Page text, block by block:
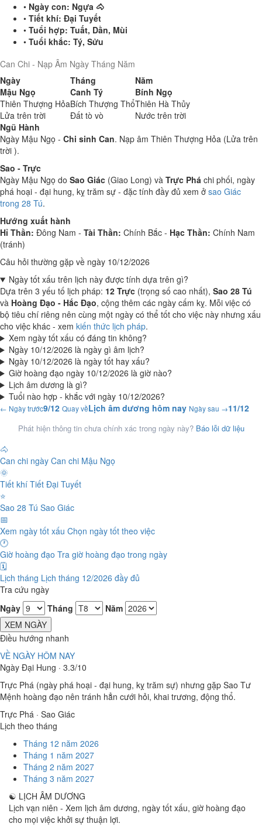
• Ngày con: Ngựa 🐴
• Tiết khí: Đại Tuyết
• Tuổi hợp: Tuất, Dần, Mùi
• Tuổi khắc: Tý, Sửu
Can Chi - Nạp Âm Ngày Tháng Năm
Ngày
Tháng
Năm
Mậu Ngọ
Canh Tý
Bính Ngọ
Thiên Thượng HỏaBích Thượng ThổThiên Hà Thủy
Lửa trên trời
Đất tò vò
Nước trên trời
Ngũ Hành
Ngày Mậu Ngọ - Chi sinh Can. Nạp âm Thiên Thượng Hỏa (Lửa trên
trời ).
Sao - Trực
Ngày Mậu Ngọ do Sao Giác (Giao Long) và Trực Phá chi phối, ngày
phá hoại - đại hung, kỵ trăm sự - đặc tính đầy đủ xem ở sao Giác
trong 28 Tú.
Hướng xuất hành
Hỉ Thần: Đông Nam - Tài Thần: Chính Bắc - Hạc Thần: Chính Nam
(tránh)
Câu hỏi thường gặp về ngày 10/12/2026
Ngày tốt xấu trên lịch này được tính dựa trên gì?
Dựa trên 3 yếu tố lịch pháp: 12 Trực (trọng số cao nhất), Sao 28 Tú
và Hoàng Đạo - Hắc Đạo, cộng thêm các ngày cấm kỵ. Mỗi việc có
bộ tiêu chí riêng nên cùng một ngày có thể tốt cho việc này nhưng xấu
cho việc khác - xem kiến thức lịch pháp.
Xem ngày tốt xấu có đáng tin không?
Ngày 10/12/2026 là ngày gì âm lịch?
Ngày 10/12/2026 là ngày tốt hay xấu?
Giờ hoàng đạo ngày 10/12/2026 là giờ nào?
Lịch âm dương là gì?
Tuổi nào hợp - khắc với ngày 10/12/2026?
← Ngày trước9/12 Quay vềLịch âm dương hôm nay Ngày sau →11/12
Phát hiện thông tin chưa chính xác trong ngày này? Báo lỗi dữ liệu
🐴
Can chi ngày Can chi Mậu Ngọ
🌞
Tiết khí Tiết Đại Tuyết
⭐
Sao 28 Tú Sao Giác
📅
Xem ngày tốt xấu Chọn ngày tốt theo việc
🕐
Giờ hoàng đạo Tra giờ hoàng đạo trong ngày
🗓️
Lịch tháng Lịch tháng 12/2026 đầy đủ
Tra cứu ngày
Ngày
Tháng
Năm
XEM NGÀY
Điều hướng nhanh
VỀ NGÀY HÔM NAY
Ngày Đại Hung · 3.3/10
Trực Phá (ngày phá hoại - đại hung, kỵ trăm sự) nhưng gặp Sao Tư
Mệnh hoàng đạo nên tránh hẳn cưới hỏi, khai trương, động thổ.
Trực Phá · Sao Giác
Lịch theo tháng
Tháng 12 năm 2026
Tháng 1 năm 2027
Tháng 2 năm 2027
Tháng 3 năm 2027
☯ LỊCH ÂM DƯƠNG
Lịch vạn niên - Xem lịch âm dương, ngày tốt xấu, giờ hoàng đạo
cho mọi việc khởi sự thuận lợi.